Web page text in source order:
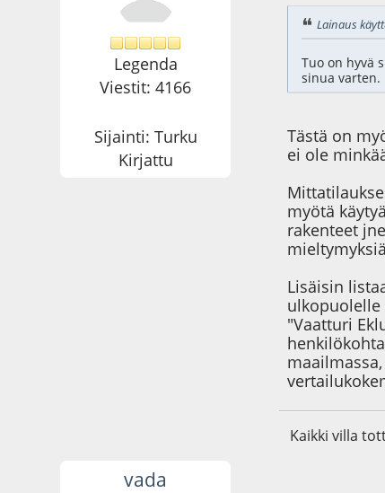
Legenda
Viestit: 4166
Sijainti: Turku
Kirjattu
Lainaus
Tuo on hyvä
sinua varten.
Tästä on
ei ole
myötä
rakenteet
Lisäisin
ulkopuolelle
"Vaatturi
Kaikki villa
vada